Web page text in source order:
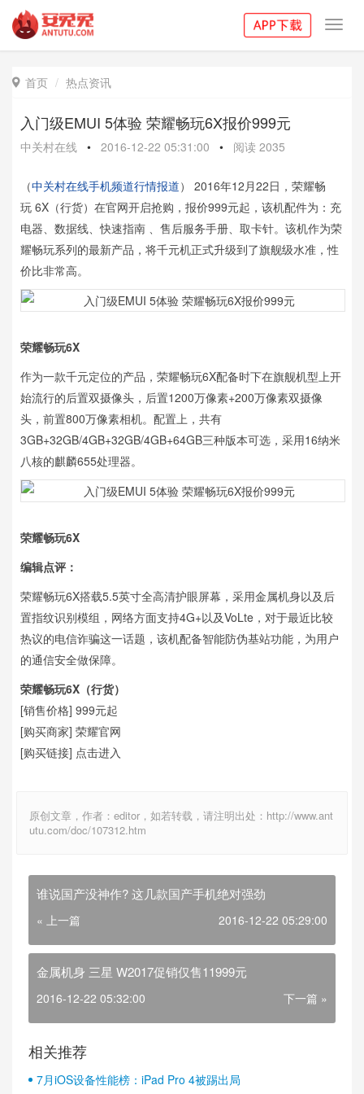
 首页 热点资讯
入门级EMUI 5体验 荣耀畅玩6X报价999元
中关村在线 • 2016-12-22 05:31:00 • 阅读 2035
（中关村在线手机频道行情报道） 2016年12月22日，荣耀畅
玩 6X（行货）在官网开启抢购，报价999元起，该机配件为：充
电器、数据线、快速指南 、售后服务手册、取卡针。该机作为荣
耀畅玩系列的最新产品，将千元机正式升级到了旗舰级水准，性
价比非常高。
荣耀畅玩6X
作为一款千元定位的产品，荣耀畅玩6X配备时下在旗舰机型上开
始流行的后置双摄像头，后置1200万像素+200万像素双摄像
头，前置800万像素相机。配置上，共有
3GB+32GB/4GB+32GB/4GB+64GB三种版本可选，采用16纳米
八核的麒麟655处理器。
荣耀畅玩6X
编辑点评：
荣耀畅玩6X搭载5.5英寸全高清护眼屏幕，采用金属机身以及后
置指纹识别模组，网络方面支持4G+以及VoLte，对于最近比较
热议的电信诈骗这一话题，该机配备智能防伪基站功能，为用户
的通信安全做保障。
荣耀畅玩6X（行货）
[销售价格] 999元起
[购买商家] 荣耀官网
[购买链接] 点击进入
原创文章，作者：editor，如若转载，请注明出处：http://www.ant
utu.com/doc/107312.htm
谁说国产没神作? 这几款国产手机绝对强劲
« 上一篇 2016-12-22 05:29:00
金属机身 三星 W2017促销仅售11999元
2016-12-22 05:32:00 下一篇 »
相关推荐
7月iOS设备性能榜：iPad Pro 4被踢出局